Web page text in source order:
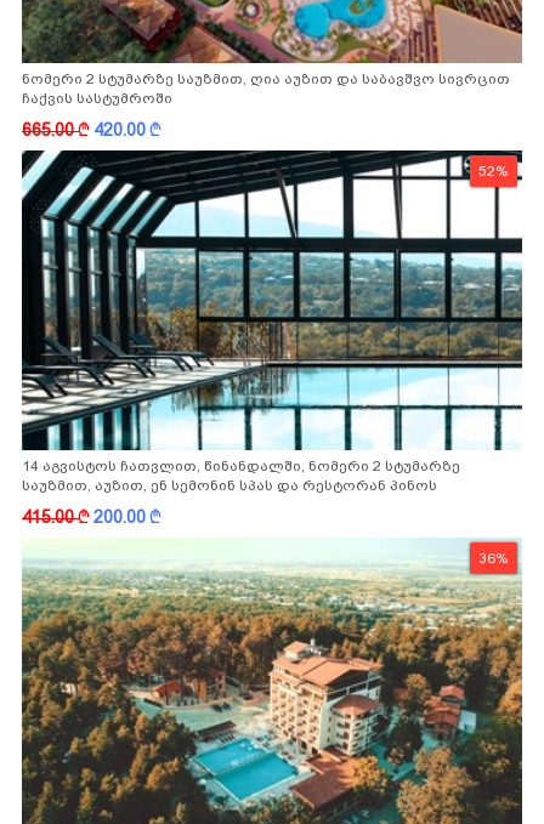
ნომერი 2 სტუმარზე საუზმით, ღია აუზით და საბავშვო სივრცით
ჩაქვის სასტუმროში
665.00k 420.00k
52%
14 აგვისტოს ჩათვლით, წინანდალში, ნომერი 2 სტუმარზე
საუზმით, აუზით, ენ სემონინ სპას და რესტორან პინოს
ფასდაკლებით
415.00k200.00k
36%